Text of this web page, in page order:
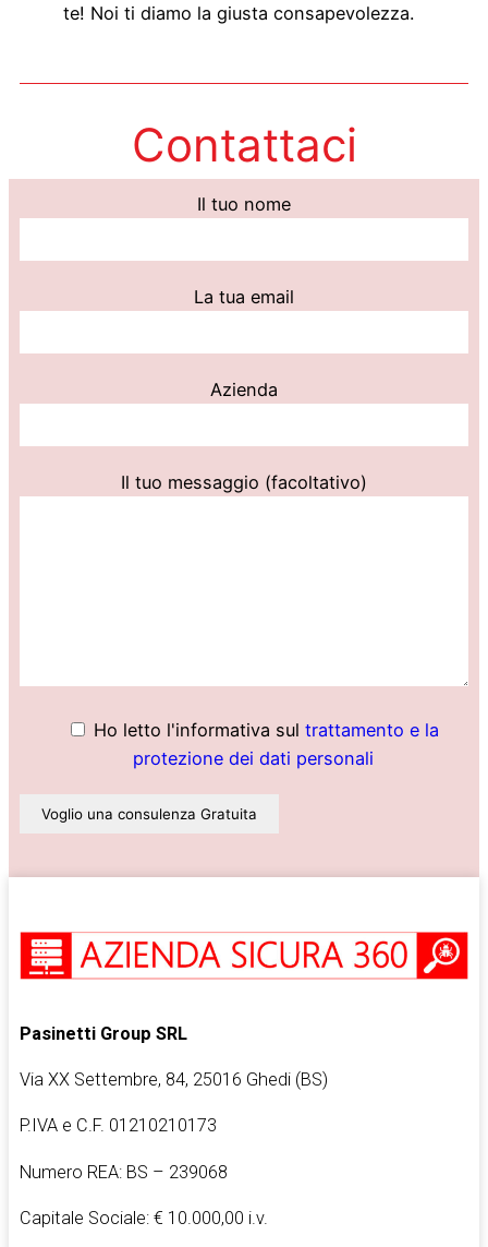
te! Noi ti diamo la giusta consapevolezza.
Contattaci
Il tuo nome
La tua email
Azienda
Il tuo messaggio (facoltativo)
Ho letto l'informativa sultrattamento e la
protezione dei dati personali
Pasinetti Group SRL
Via XX Settembre, 84, 25016 Ghedi (BS)
P.IVA e C.F. 01210210173
Numero REA: BS – 239068
Capitale Sociale: € 10.000,00 i.v.